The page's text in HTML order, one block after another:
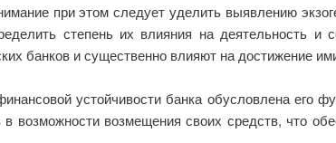
при этом следует уделить выявлению
степень их влияния на деятельность и
банков и существенно влияют на достижение
устойчивости банка обусловлена его
возможности возмещения своих средств, что